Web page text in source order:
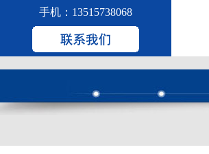
手机：13515738068